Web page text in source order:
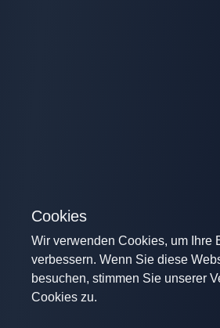
Cookies
Wir verwenden Cookies, um Ihre
verbessern. Wenn Sie diese
besuchen, stimmen Sie unserer
Cookies zu.